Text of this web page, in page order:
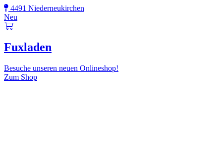
4491 Niederneukirchen
Neu
Fuxladen
Besuche unseren neuen Onlineshop!
Zum Shop